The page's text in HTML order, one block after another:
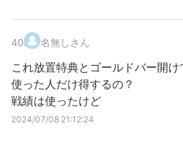
40. 名無しさん
これ放置特典とゴールドバー開
使った人だけ得するの？
戦績は使ったけど
2024/07/08 21:12:24